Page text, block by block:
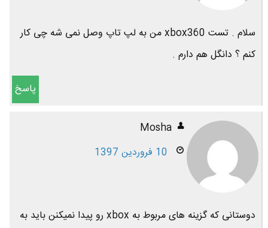
سلام . تست xbox360 من به لپ تاپ وصل نمی شه چی کار
کنم ؟ دانگل هم دارم .
پاسخ
Mosha
10 فروردین 1397
دوستانی که گزینه های مربوط به xbox رو پیدا نمیکنن باید به